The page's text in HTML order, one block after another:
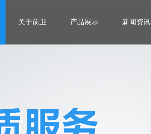
关于前卫 产品展示 新闻资讯